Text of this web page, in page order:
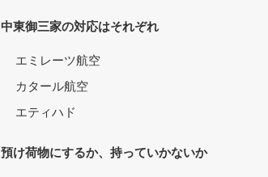
中東御三家の対応はそれぞれ
エミレーツ航空
カタール航空
エティハド
預け荷物にするか、持っていかないか